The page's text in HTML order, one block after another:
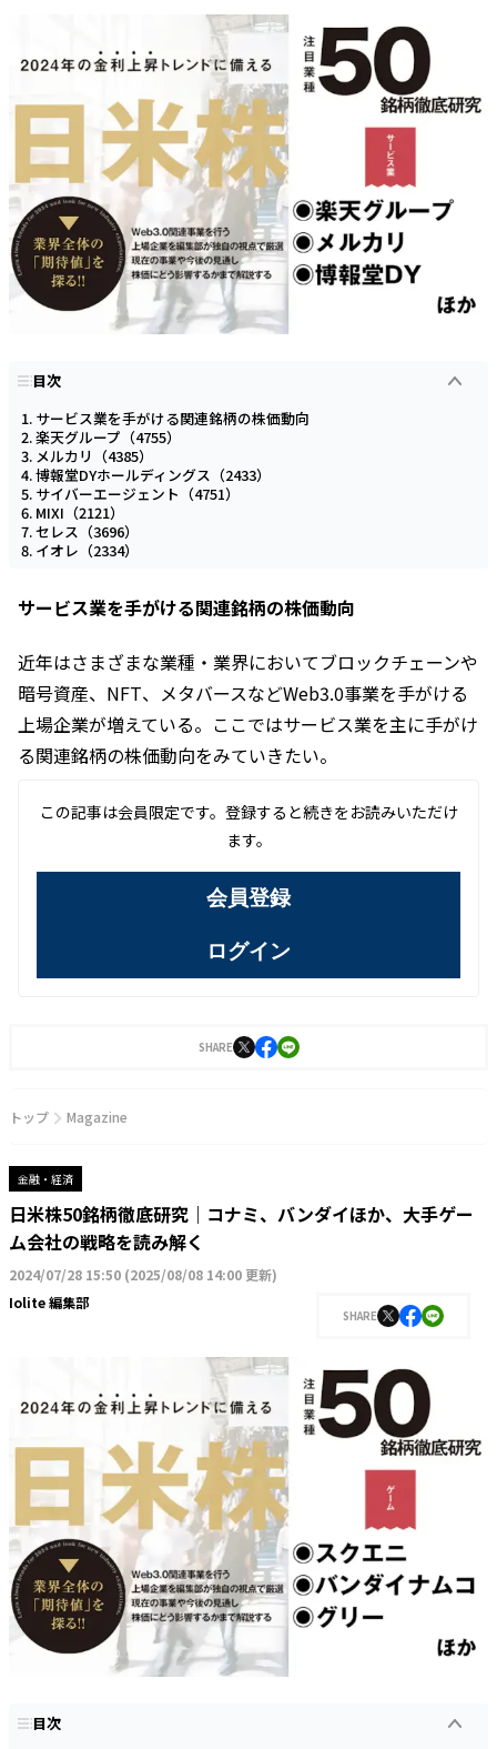
目次
サービス業を手がける関連銘柄の株価動向
楽天グループ（4755）
メルカリ（4385）
博報堂DYホールディングス（2433）
サイバーエージェント（4751）
MIXI（2121）
セレス（3696）
イオレ（2334）
サービス業を手がける関連銘柄の株価動向
近年はさまざまな業種・業界においてブロックチェーンや
暗号資産、NFT、メタバースなどWeb3.0事業を手がける
上場企業が増えている。ここではサービス業を主に手がけ
る関連銘柄の株価動向をみていきたい。
この記事は会員限定です。登録すると続きをお読みいただけ
ます。
会員登録
ログイン
SHARE
トップ Magazine
金融・経済
日米株50銘柄徹底研究｜コナミ、バンダイほか、大手ゲー
ム会社の戦略を読み解く
2024/07/28 15:50 (2025/08/08 14:00 更新)
Iolite 編集部
SHARE
目次